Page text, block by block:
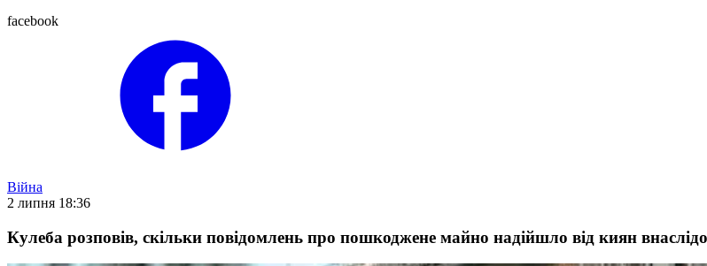
facebook
Війна
2 липня 18:36
Кулеба розповів, скільки повідомлень про пошкоджене майно надійшло від киян